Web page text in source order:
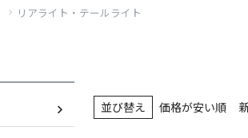
リアライト・テールライト
並び替え 価格が安い順